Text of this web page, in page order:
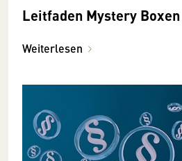
Leitfaden Mystery Boxen
Weiterlesen